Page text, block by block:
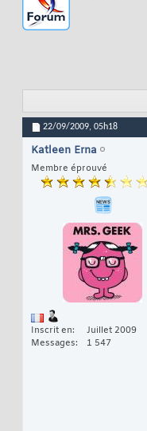
22/09/2009, 05h18
Katleen Erna
Membre éprouvé
Inscrit en
Juillet 2009
Messages
1 547